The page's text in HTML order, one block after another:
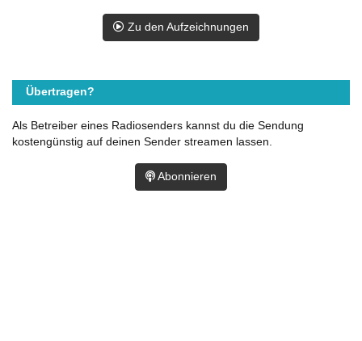
Zu den Aufzeichnungen
Übertragen?
Als Betreiber eines Radiosenders kannst du die Sendung
kostengünstig auf deinen Sender streamen lassen.
Abonnieren